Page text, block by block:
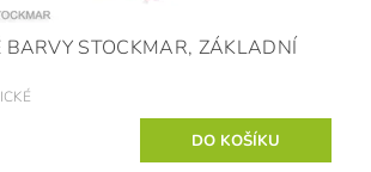
BARVY STOCKMAR, ZÁKLADNÍ